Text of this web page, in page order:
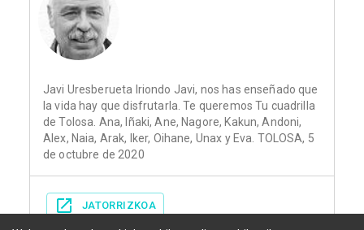
Javi Uresberueta Iriondo Javi, nos has enseñado que
la vida hay que disfrutarla. Te queremos Tu cuadrilla
de Tolosa. Ana, Iñaki, Ane, Nagore, Kakun, Andoni,
Alex, Naia, Arak, Iker, Oihane, Unax y Eva. TOLOSA, 5
de octubre de 2020
JATORRIZKOA